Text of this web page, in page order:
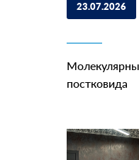
23.07.2026
постковида